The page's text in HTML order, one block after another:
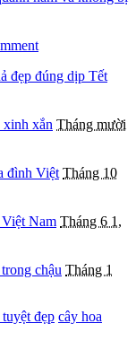
đẹp đúng dịp Tết
xinh xắn Tháng mười
đình Việt Tháng 10
Nam Tháng 6 1,
chậu Tháng 1
đẹp cây hoa